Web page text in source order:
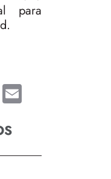
para
WhatsApp